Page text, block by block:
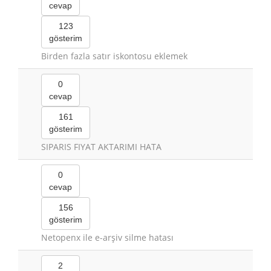
cevap
123
gösterim
Birden fazla satır iskontosu eklemek
0
cevap
161
gösterim
SIPARIS FIYAT AKTARIMI HATA
0
cevap
156
gösterim
Netopenx ile e-arşiv silme hatası
2